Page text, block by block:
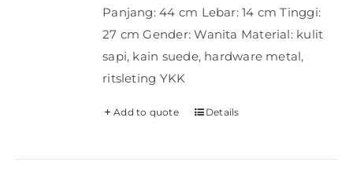
Panjang: 44 cm Lebar: 14 cm Tinggi:
27 cm Gender: Wanita Material: kulit
sapi, kain suede, hardware metal,
ritsleting YKK
Add to quote Details